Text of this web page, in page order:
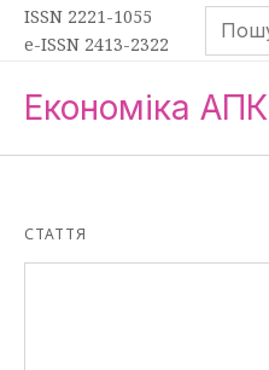
ISSN 2221-1055
e-ISSN 2413-2322
Економіка АПК
СТАТТЯ